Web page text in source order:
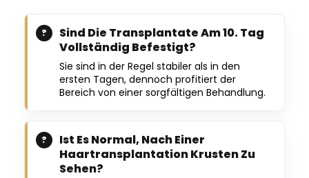
Sind Die Transplantate Am 10. Tag
Vollständig Befestigt?
Sie sind in der Regel stabiler als in den
ersten Tagen, dennoch profitiert der
Bereich von einer sorgfältigen Behandlung.
Ist Es Normal, Nach Einer
Haartransplantation Krusten Zu
Sehen?